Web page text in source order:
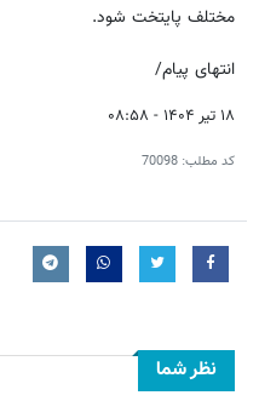
مختلف پایتخت شود.
انتهای پیام/
۱۸ تیر ۱۴۰۴ - ۰۸:۵۸
کد مطلب: 70098
نظر شما